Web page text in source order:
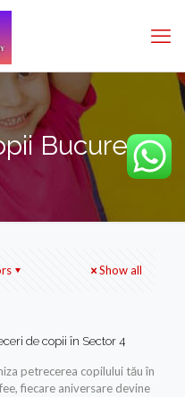
București
Show all
de copii în Sector 4
petrecerea copilului tău în
fiecare aniversare devine